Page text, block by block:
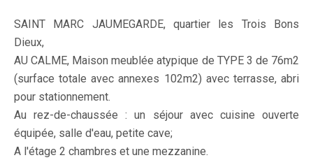
SAINT MARC JAUMEGARDE, quartier les Trois Bons
Dieux,
AU CALME, Maison meublée atypique de TYPE 3 de 76m2
(surface totale avec annexes 102m2) avec terrasse, abri
pour stationnement.
Au rez-de-chaussée : un séjour avec cuisine ouverte
équipée, salle d'eau, petite cave;
A l'étage 2 chambres et une mezzanine.